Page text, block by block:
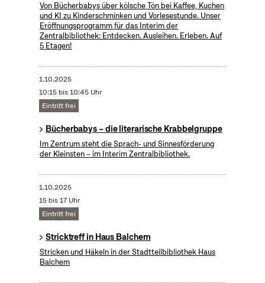
Von Bücherbabys über kölsche Tön bei Kaffee, Kuchen
und KI zu Kinderschminken und Vorlesestunde. Unser
Eröffnungsprogramm für das Interim der
Zentralbibliothek: Entdecken. Ausleihen. Erleben. Auf
5 Etagen!
1.10.2025
10:15 bis 10:45 Uhr
Eintritt frei
Bücherbabys – die literarische Krabbelgruppe
Im Zentrum steht die Sprach- und Sinnesförderung
der Kleinsten – im Interim Zentralbibliothek.
1.10.2025
15 bis 17 Uhr
Eintritt frei
Stricktreff in Haus Balchem
Stricken und Häkeln in der Stadtteilbibliothek Haus
Balchem